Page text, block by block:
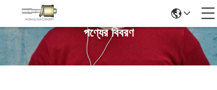
পণ্যের বিবরণ